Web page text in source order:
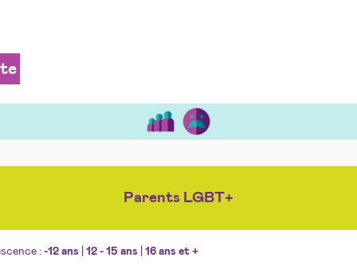
Parents LGBT+
: -12 ans 12 - 15 ans 16 ans et +